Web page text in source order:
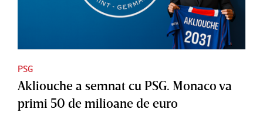
PSG
Akliouche a semnat cu PSG. Monaco va
primi 50 de milioane de euro